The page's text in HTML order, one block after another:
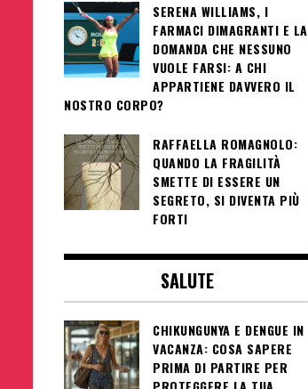
SERENA WILLIAMS, I
FARMACI DIMAGRANTI E LA
DOMANDA CHE NESSUNO
VUOLE FARSI: A CHI
APPARTIENE DAVVERO IL
NOSTRO CORPO?
RAFFAELLA ROMAGNOLO:
QUANDO LA FRAGILITÀ
SMETTE DI ESSERE UN
SEGRETO, SI DIVENTA PIÙ
FORTI
SALUTE
CHIKUNGUNYA E DENGUE IN
VACANZA: COSA SAPERE
PRIMA DI PARTIRE PER